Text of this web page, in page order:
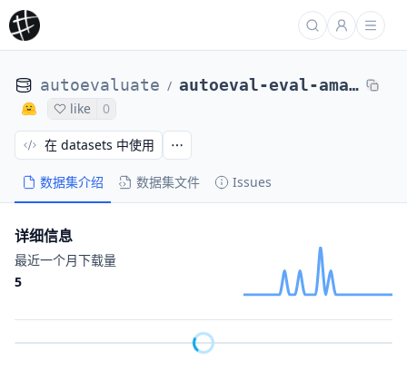
autoevaluate / autoeval-eval-amazon_reviews_multi-en-24024a-63483145496
like 0
数据集介绍 数据集文件 Issues
在 datasets 中使用
详细信息
最近一个月下载量
5